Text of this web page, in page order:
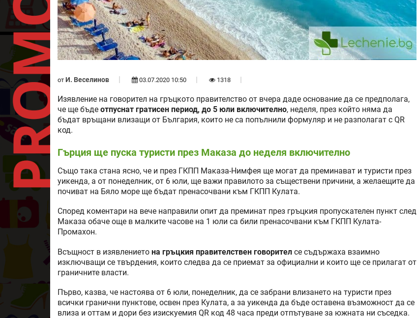
от И. Веселинов 03.07.2020 10:50 1318
Изявление на говорител на гръцкото правителство от вчера даде основание да се предполага,
че ще бъде отпуснат гратисен период, до 5 юли включително, неделя, през който няма да
бъдат връщани влизащи от България, които не са попълнили формуляр и не разполагат с QR
код.
Гърция ще пуска туристи през Маказа до неделя включително
Също така стана ясно, че и през ГКПП Маказа-Нимфея ще могат да преминават и туристи през
уикенда, а от понеделник, от 6 юли, ще важи правилото за съществени причини, а желаещите да
почиват на Бяло море ще бъдат пренасочвани към ГКПП Кулата.
Според коментари на вече направили опит да преминат през гръцкия пропускателен пункт след
Маказа обаче още в малките часове на 1 юли са били пренасочвани към ГКПП Кулата-
Промахон.
Всъщност в изявлението на гръцкия правителствен говорител се съдържаха взаимно
изключващи се твърдения, които следва да се приемат за официални и които ще се прилагат от
граничните власти.
Първо, казва, че настоява от 6 юли, понеделник, да се забрани влизането на туристи през
всички гранични пунктове, освен през Кулата, а за уикенда да бъде оставена възможност да се
влиза и оттам и дори без изискуемия QR код 48 часа преди отпътуване за южната ни съседка.